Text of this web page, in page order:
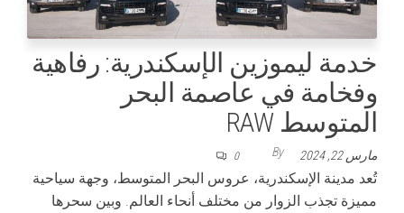
خدمة ليموزين الإسكندرية: رفاهية
وفخامة في عاصمة البحر
المتوسط RAW
مارس 22, 2024 By
0
تُعد مدينة الإسكندرية، عروس البحر المتوسط، وجهة سياحية
مميزة تجذب الزوار من مختلف أنحاء العالم. وبين سحرها